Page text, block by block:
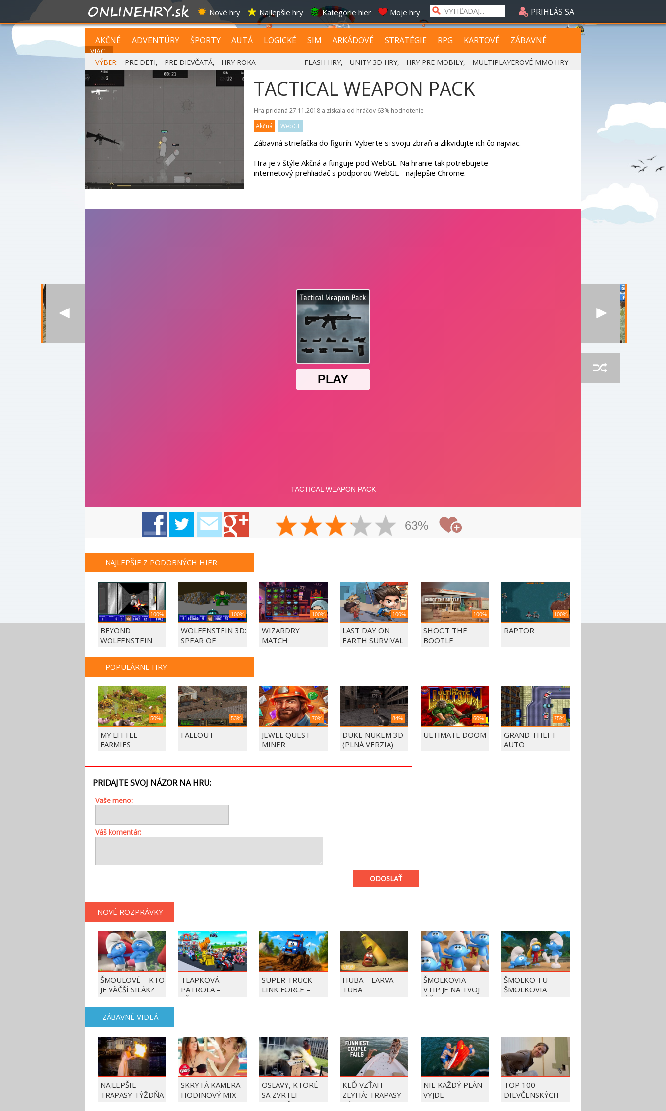
Nové hry Najlepšie hry Kategórie hier Moje hry PRIHLÁS SA
AKČNÉ ADVENTÚRY ŠPORTY AUTÁ LOGICKÉ SIM ARKÁDOVÉ STRATÉGIE RPG KARTOVÉ ZÁBAVNÉ
VIAC...
VÝBER:
PRE DETI, PRE DIEVČATÁ, HRY ROKA FLASH HRY, UNITY 3D HRY, HRY PRE MOBILY, MULTIPLAYEROVÉ MMO HRY
TACTICAL WEAPON PACK
Hra pridaná 27.11.2018 a získala od hráčov 63% hodnotenie
Akčná
WebGL
Zábavná strieľačka do figurín. Vyberte si svoju zbraň a zlikvidujte ich čo najviac.
Hra je v štýle Akčná a funguje pod WebGL. Na hranie tak potrebujete
internetový prehliadač s podporou WebGL - najlepšie Chrome.
63%
NAJLEPŠIE Z PODOBNÝCH HIER
100%
BEYOND
WOLFENSTEIN
100%
WOLFENSTEIN 3D:
SPEAR OF
100%
WIZARDRY
MATCH
100%
LAST DAY ON
EARTH SURVIVAL
100%
SHOOT THE
BOOTLE
100%
RAPTOR
POPULÁRNE HRY
50%
MY LITTLE
FARMIES
53%
FALLOUT
70%
JEWEL QUEST
MINER
84%
DUKE NUKEM 3D
(PLNÁ VERZIA)
60%
ULTIMATE DOOM
75%
GRAND THEFT
AUTO
PRIDAJTE SVOJ NÁZOR NA HRU:
Vaše meno:
Váš komentár:
ODOSLAŤ
NOVÉ ROZPRÁVKY
ŠMOULOVÉ – KTO
JE VÄČŠÍ SILÁK?
TLAPKOVÁ
PATROLA –
VŠETKY LABKY DO
SUPER TRUCK
LINK FORCE –
HUBA – LARVA
TUBA
ŠMOLKOVIA -
VTIP JE NA TVOJ
ÚČET
ŠMOLKO-FU -
ŠMOLKOVIA
ZÁBAVNÉ VIDEÁ
NAJLEPŠIE
TRAPASY TÝŽDŇA
SKRYTÁ KAMERA -
HODINOVÝ MIX
OSLAVY, KTORÉ
SA ZVRTLI -
NAJLEPŠIE
KEĎ VZŤAH
ZLYHÁ: TRAPASY
PÁROV
NIE KAŽDÝ PLÁN
VYJDE
TOP 100
DIEVČENSKÝCH